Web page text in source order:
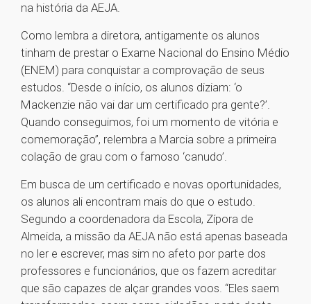
na história da AEJA.
Como lembra a diretora, antigamente os alunos
tinham de prestar o Exame Nacional do Ensino Médio
(ENEM) para conquistar a comprovação de seus
estudos. “Desde o início, os alunos diziam: ‘o
Mackenzie não vai dar um certificado pra gente?’.
Quando conseguimos, foi um momento de vitória e
comemoração”, relembra a Marcia sobre a primeira
colação de grau com o famoso ‘canudo’.
Em busca de um certificado e novas oportunidades,
os alunos ali encontram mais do que o estudo.
Segundo a coordenadora da Escola, Zípora de
Almeida, a missão da AEJA não está apenas baseada
no ler e escrever, mas sim no afeto por parte dos
professores e funcionários, que os fazem acreditar
que são capazes de alçar grandes voos. “Eles saem